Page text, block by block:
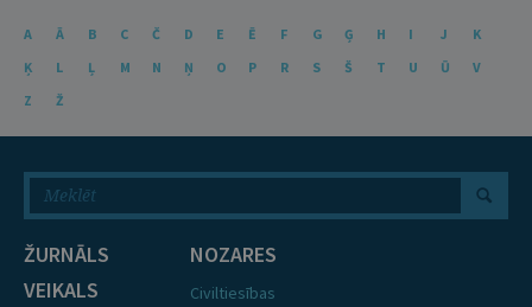
A Ā B C Č D E Ē F G Ģ H I J
K
Ķ
L Ļ M N Ņ O P R S Š T U Ū
V
Z
Ž
ŽURNĀLS
VEIKALS
NOZARES
Civiltiesības